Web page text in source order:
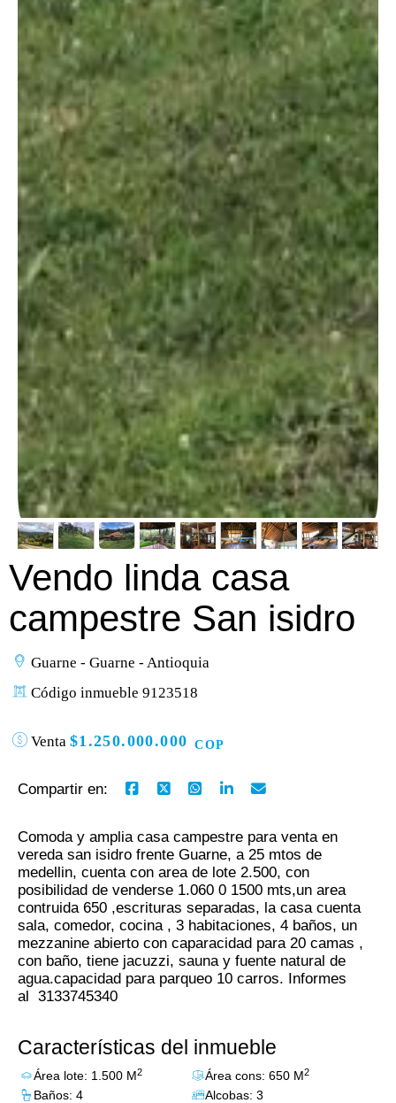
Vendo linda casa
campestre San isidro
Guarne - Guarne - Antioquia
Código inmueble 9123518
Venta $1.250.000.000COP
Compartir en:
Comoda y amplia casa campestre para venta en
vereda san isidro frente Guarne, a 25 mtos de
medellin, cuenta con area de lote 2.500, con
posibilidad de venderse 1.060 0 1500 mts,un area
contruida 650 ,escrituras separadas, la casa cuenta
sala, comedor, cocina , 3 habitaciones, 4 baños, un
mezzanine abierto con caparacidad para 20 camas ,
con baño, tiene jacuzzi, sauna y fuente natural de
agua.capacidad para parqueo 10 carros. Informes
al 3133745340
Características del inmueble
Área lote: 1.500 M2 Área cons: 650 M2
Baños: 4
Alcobas: 3